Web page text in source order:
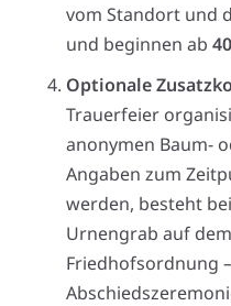
vom Standort und
und beginnen ab
Optionale
Trauerfeier
anonymen Baum-
Angaben zum
werden, besteht
Urnengrab auf
Friedhofsordnung